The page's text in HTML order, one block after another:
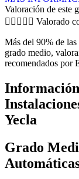
Valoración de este
     Valorado
Más del 90% de
grado medio,
recomendados por
Yecla
Grado